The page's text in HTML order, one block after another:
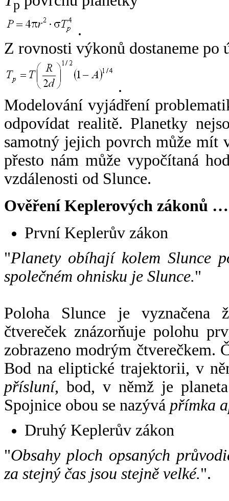
p
.
Z rovnosti výkonů dostaneme po
.
Modelování vyjádření
odpovídat realitě. Planetky
samotný jejich povrch může mít
přesto nám může vypočítaná
vzdálenosti od Slunce.
Ověření Keplerových zákonů …
První Keplerův zákon
"Planety obíhají kolem Slunce
společném ohnisku je Slunce."
Poloha Slunce je vyznačena
čtvereček znázorňuje polohu
zobrazeno modrým čtverečkem.
Bod na eliptické trajektorii, v
přísluní, bod, v němž je
Spojnice obou se nazývá přímka
Druhý Keplerův zákon
"Obsahy ploch opsaných
za stejný čas jsou stejně velké.".